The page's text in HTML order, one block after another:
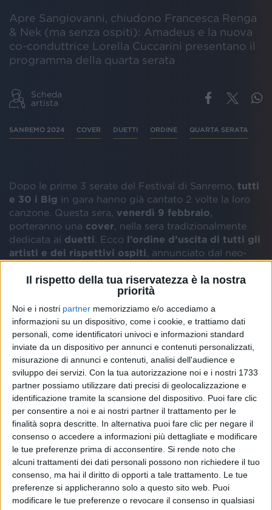
Il rispetto della tua riservatezza è la nostra
priorità
Noi e i nostri partner memorizziamo e/o accediamo a
informazioni su un dispositivo, come i cookie, e trattiamo dati
personali, come identificatori univoci e informazioni standard
inviate da un dispositivo per annunci e contenuti personalizzati,
misurazione di annunci e contenuti, analisi dell'audience e
sviluppo dei servizi. Con la tua autorizzazione noi e i nostri 1733
partner possiamo utilizzare dati precisi di geolocalizzazione e
identificazione tramite la scansione del dispositivo. Puoi fare clic
per consentire a noi e ai nostri partner il trattamento per le
finalità sopra descritte. In alternativa puoi fare clic per negare il
consenso o accedere a informazioni più dettagliate e modificare
le tue preferenze prima di acconsentire. Si rende noto che
alcuni trattamenti dei dati personali possono non richiedere il tuo
consenso, ma hai il diritto di opporti a tale trattamento. Le tue
preferenze si applicheranno solo a questo sito web. Puoi
modificare le tue preferenze o revocare il consenso in qualsiasi
Apre Sangiovanni, chiudono Francesca Renga
& Nek (ma senza ospiti): Amadeus e la nuova
co-conduttrice Lorella Cuccarini presentano il
programma della quarta serata
Scheda
artista
SANREMO 2024 COVER DUETTI ORDINE QUARTA SERATA
Dopo le prime 3 serate del Festival di Sanremo, tutti
e 30 i Big in gara hanno già cantato 2 volte la loro
canzone. Questa sera, venerdì 9 febbraio
porteranno una cover , nella sera tradizionalmente
dedicata ai duetti . Ecco l’ordine d’uscita di tutti gli
artisti e dei rispettivi ospiti , annunciato dal neo-
conduttriceLorella Cuccarini.
1. Sangiovanni con Aitana
2. Annalisa con La Rappresentante di Lista e il coro
Artemia
3. Rose Villain con Gianna Nannini
4. Gazzelle con Fulminacci
5. The Kolors con Umberto Tozzi
6. Alfa con Roberto Vecchioni
7. Bnkr44 con Pino D’Angiò
8. Irama con Riccardo Cocciante
9. Fiorella Mannoia con Francesco Gabbani
10. Santi Francesi con Skin
11. Ricchi e Poveri con Paola & Chiara
12. Ghali con Ratchopper
13. Clara con Ivana Spagna e il Coro di voci bianche
del Teatro Regio di Torino